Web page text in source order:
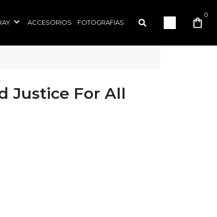
ACCESORIOS FOTOGRAFIAS
0
Justice For All